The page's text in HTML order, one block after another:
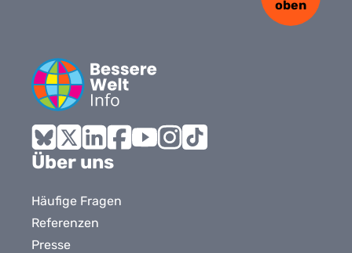
Bluesky
X LinkedInFacebook
oben
Über uns
Häufige Fragen
Referenzen
Presse